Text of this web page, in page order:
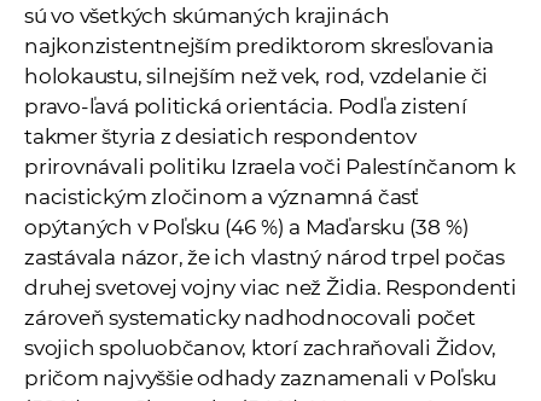
sú vo všetkých skúmaných krajinách
najkonzistentnejším prediktorom skresľovania
holokaustu, silnejším než vek, rod, vzdelanie či
pravo-ľavá politická orientácia. Podľa zistení
takmer štyria z desiatich respondentov
prirovnávali politiku Izraela voči Palestínčanom k
nacistickým zločinom a významná časť
opýtaných v Poľsku (46 %) a Maďarsku (38 %)
zastávala názor, že ich vlastný národ trpel počas
druhej svetovej vojny viac než Židia. Respondenti
zároveň systematicky nadhodnocovali počet
svojich spoluobčanov, ktorí zachraňovali Židov,
pričom najvyššie odhady zaznamenali v Poľsku